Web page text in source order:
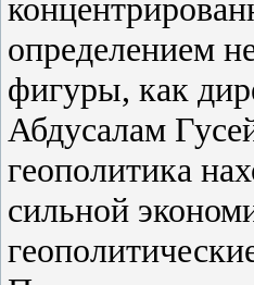
определением
фигуры, как
Абдусалам
геополитика
сильной